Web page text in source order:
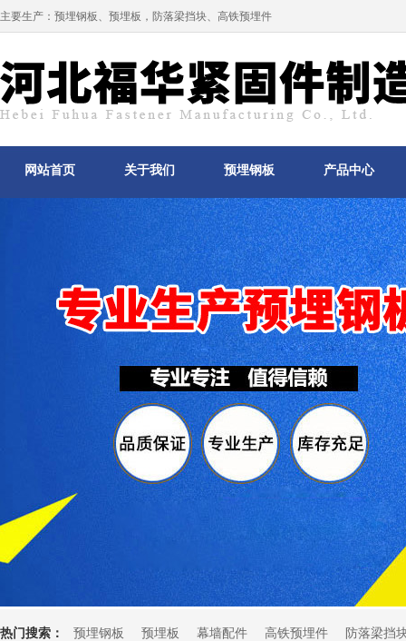
主要生产： 预埋钢板、 预埋板 ，防落梁挡块、高铁预埋件
网站首页 关于我们 预埋钢板 产品中心
热门搜索： 预埋钢板 预埋板 幕墙配件 高铁预埋件 防落梁挡